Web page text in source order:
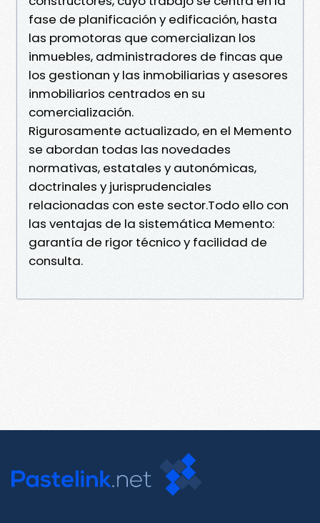
fase de planificación y edificación, hasta
las promotoras que comercializan los
inmuebles, administradores de fincas que
los gestionan y las inmobiliarias y asesores
inmobiliarios centrados en su
comercialización.
Rigurosamente actualizado, en el Memento
se abordan todas las novedades
normativas, estatales y autonómicas,
doctrinales y jurisprudenciales
relacionadas con este sector.Todo ello con
las ventajas de la sistemática Memento:
garantía de rigor técnico y facilidad de
consulta.